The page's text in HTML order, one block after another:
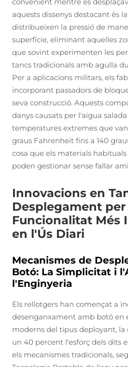
aquests dissenys destacant és
distribueixen la pressió de
superfície, eliminant aquelles
que sovint experimenten les
tancs tradicionals amb agulla
Per a aplicacions militars, els
incorporant passadors de
seva construcció. Aquests
danys causats per l'aigua
temperatures extremes que
graus Fahrenheit fins a 140
cosa que els materials
poden gestionar sense fallar
Innovacions en
Desplegament per
Funcionalitat Més
en l'Ús Diari
Mecanismes de
Botó: La Simplicitat i
l'Enginyeria
Els rellotgers han començat a
desenganxament amb botó en
moderns del tipus deployant, la
un 40 percent l'esforç dels dits
els mecanismes tradicionals,